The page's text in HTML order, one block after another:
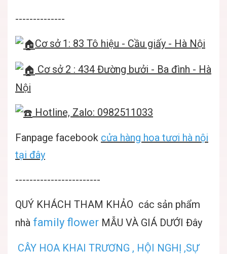
--------------
Cơ sở 1: 83 Tô hiệu - Cầu giấy - Hà Nội
Cơ sở 2 : 434 Đường bưởi - Ba đình - Hà
Nội
Hotline, Zalo: 0982511033
Fanpage facebook cửa hàng hoa tươi hà nội
tại đây
------------------------
QUÝ KHÁCH THAM KHẢO các sản phẩm
nhà family flower MẪU VÀ GIÁ DƯỚI Đây
CÂY HOA KHAI TRƯƠNG , HỘI NGHỊ ,SỰ